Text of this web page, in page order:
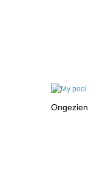
Ongezien